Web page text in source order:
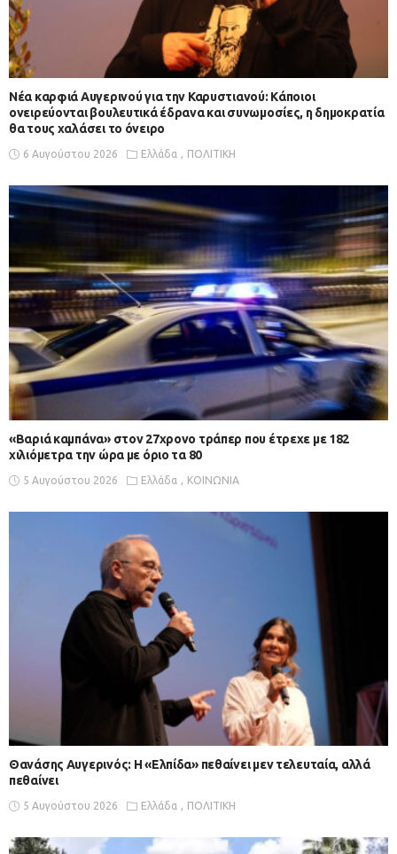
Νέα καρφιά Αυγερινού για την Καρυστιανού: Kάποιοι
ονειρεύονται βουλευτικά έδρανα και συνωμοσίες, η δημοκρατία
θα τους χαλάσει το όνειρο
6 Αυγούστου 2026 Ελλάδα ΠΟΛΙΤΙΚΗ
«Βαριά καμπάνα» στον 27χρονο τράπερ που έτρεχε με 182
χιλιόμετρα την ώρα με όριο τα 80
5 Αυγούστου 2026 Ελλάδα ΚΟΙΝΩΝΙΑ
Θανάσης Αυγερινός: Η «Ελπίδα» πεθαίνει μεν τελευταία, αλλά
πεθαίνει
5 Αυγούστου 2026 Ελλάδα ΠΟΛΙΤΙΚΗ